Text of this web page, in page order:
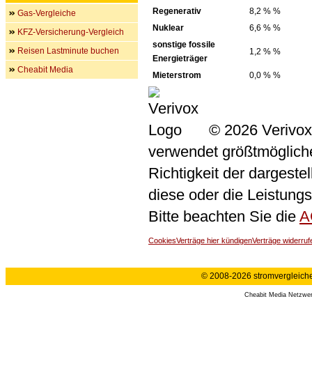
Regenerativ
8,2 % %
Nuklear
6,6 % %
sonstige fossile
Energieträger
1,2 % %
Mieterstrom 0,0 % %
© 2026
verwendet
Richtigkeit der
diese oder die
Bitte beachten Sie die
CookiesVerträge hier kündigenVerträge
Gas-Vergleiche
KFZ-Versicherung-Vergleich
Reisen Lastminute buchen
Cheabit Media
© 2008-2026
Cheabit Media